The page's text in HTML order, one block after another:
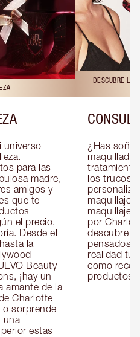
universo
para las
madre,
amigos y
que te
el precio,
Desde el
la
Beauty
¡hay un
amante de la
Charlotte
o sorprende
una
estas
DESCUBRE
¿Has
los
maquillaje
maquillaje
por
descubre
pensados
realidad
como
productos